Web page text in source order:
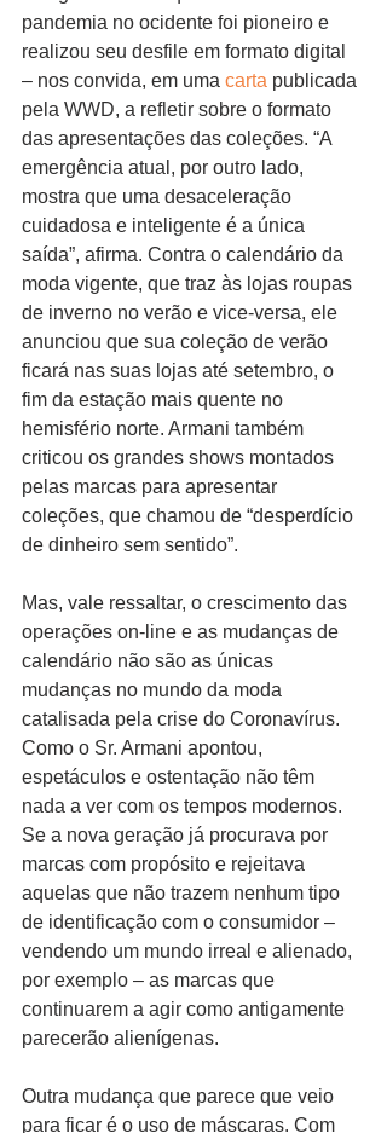
pandemia no ocidente foi pioneiro e
realizou seu desfile em formato digital
– nos convida, em uma carta publicada
pela WWD, a refletir sobre o formato
das apresentações das coleções. “A
emergência atual, por outro lado,
mostra que uma desaceleração
cuidadosa e inteligente é a única
saída”, afirma. Contra o calendário da
moda vigente, que traz às lojas roupas
de inverno no verão e vice-versa, ele
anunciou que sua coleção de verão
ficará nas suas lojas até setembro, o
fim da estação mais quente no
hemisfério norte. Armani também
criticou os grandes shows montados
pelas marcas para apresentar
coleções, que chamou de “desperdício
de dinheiro sem sentido”.
Mas, vale ressaltar, o crescimento das
operações on-line e as mudanças de
calendário não são as únicas
mudanças no mundo da moda
catalisada pela crise do Coronavírus.
Como o Sr. Armani apontou,
espetáculos e ostentação não têm
nada a ver com os tempos modernos.
Se a nova geração já procurava por
marcas com propósito e rejeitava
aquelas que não trazem nenhum tipo
de identificação com o consumidor –
vendendo um mundo irreal e alienado,
por exemplo – as marcas que
continuarem a agir como antigamente
parecerão alienígenas.
Outra mudança que parece que veio
para ficar é o uso de máscaras. Com